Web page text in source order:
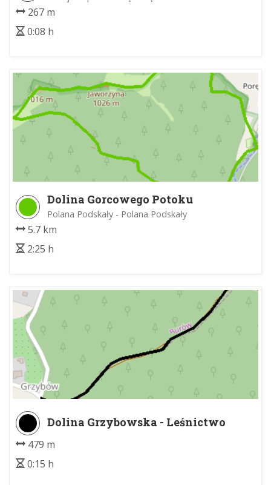
267 m
0:08 h
Dolina Gorcowego Potoku
Polana Podskały - Polana Podskały
5.7 km
2:25 h
Dolina Grzybowska - Leśnictwo
479 m
0:15 h